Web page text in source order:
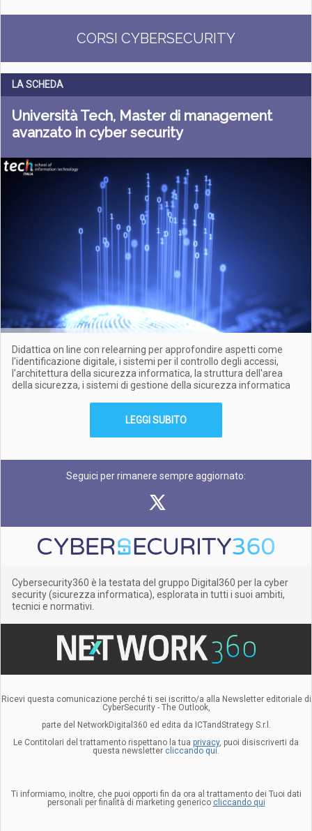
CORSI CYBERSECURITY
LA SCHEDA
Università Tech, Master di management
avanzato in cyber security
Didattica on line con relearning per approfondire aspetti come
l'identificazione digitale, i sistemi per il controllo degli accessi,
l'architettura della sicurezza informatica, la struttura dell'area
della sicurezza, i sistemi di gestione della sicurezza informatica
LEGGI SUBITO
Seguici per rimanere sempre aggiornato:
Cybersecurity360 è la testata del gruppo Digital360 per la cyber
security (sicurezza informatica), esplorata in tutti i suoi ambiti,
tecnici e normativi.
Ricevi questa comunicazione perché ti sei iscritto/a alla Newsletter editoriale di
CyberSecurity - The Outlook,
parte del NetworkDigital360 ed edita da ICTandStrategy S.r.l.
Le Contitolari del trattamento rispettano la tua privacy, puoi disiscriverti da
questa newsletter cliccando qui.
Ti informiamo, inoltre, che puoi opporti fin da ora al trattamento dei Tuoi dati
personali per finalità di marketing generico cliccando qui